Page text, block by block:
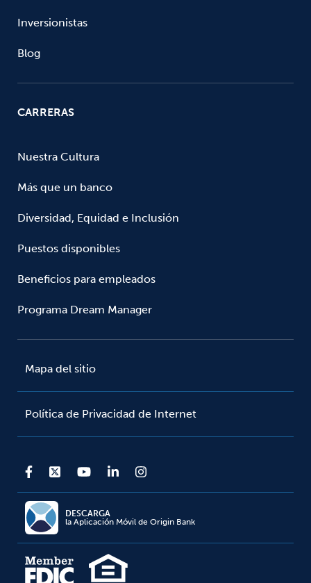
Inversionistas
Blog
CARRERAS
Nuestra Cultura
Más que un banco
Diversidad, Equidad e Inclusión
Puestos disponibles
Beneficios para empleados
Programa Dream Manager
Mapa del sitio
Política de Privacidad de Internet
DESCARGA
la Aplicación Móvil de Origin Bank